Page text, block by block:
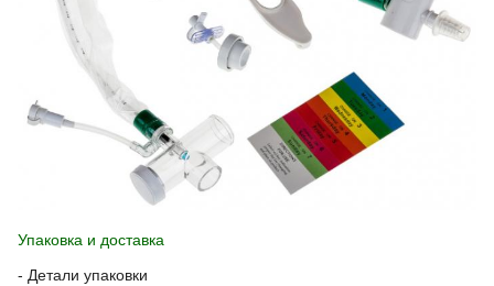
Упаковка и доставка
- Детали упаковки